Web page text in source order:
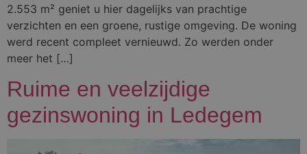
2.553 m² geniet u hier dagelijks van prachtige
verzichten en een groene, rustige omgeving. De woning
werd recent compleet vernieuwd. Zo werden onder
meer het […]
Ruime en veelzijdige
gezinswoning in Ledegem